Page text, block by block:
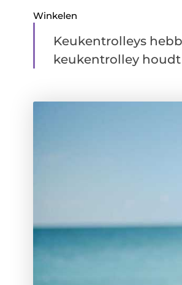
Winkelen
Keukentrolleys
keukentrolley